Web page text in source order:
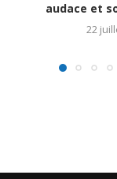
audace et
22